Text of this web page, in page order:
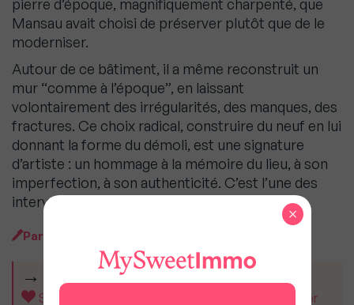
pierre d’époque, magnifiquement charpenté, que
Mansau avait choisi de préserver plutôt que de le
moderniser.
Autour de ce bâtiment, il a même reconstruit un
mur “comme à l’époque”, en laissant
volontairement des irrégularités, des manques, des
fractures. Ce choix radical, construire du neuf en lui
donnant la forme du démoli, est une signature
d’artiste : un hommage à la mémoire du lieu, à son
imperfection, à son authenticité. C’est l’une des
interventions les plus poétiques de l’ensemble.
Par
CET ARTICLE VOUS A AIDÉ ?
Soutenez MySweetImmo et aidez-nous à rester
×